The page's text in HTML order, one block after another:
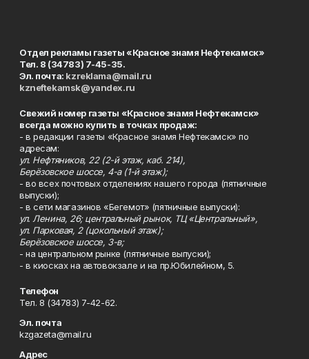
Отдел рекламы газеты «Красное знамя Нефтекамск»
Тел. 8 (34783) 7-45-35.
Эл. почта: kzreklama@mail.ru
kzneftekamsk@yandex.ru
Свежий номер газеты «Красное знамя Нефтекамск»
всегда можно купить в точках продаж:
- в редакции газеты «Красное знамя Нефтекамск» по
адресам:
ул. Нефтяников, 22 (2-й этаж, каб. 214),
Берёзовское шоссе, 4-а (1-й этаж);
- во всех почтовых отделениях нашего города (пятничные
выпуски);
- в сети магазинов «Бегемот» (пятничные выпуски):
ул. Ленина, 26; центральный рынок, ТЦ «Центральный»,
ул. Парковая, 2 (цокольный этаж);
Берёзовское шоссе, 3-в;
- на центральном рынке (пятничные выпуски);
- в киосках на автовокзале и на пр.Юбилейном, 5.
Телефон
Тел. 8 (34783) 7-42-62.
Эл. почта
kzgazeta@mail.ru
Адрес